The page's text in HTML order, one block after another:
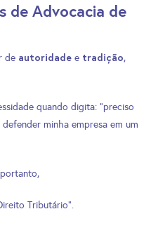
de Advocacia de
de autoridade e tradição,
quando digita: “preciso
minha empresa em um
Tributário”.